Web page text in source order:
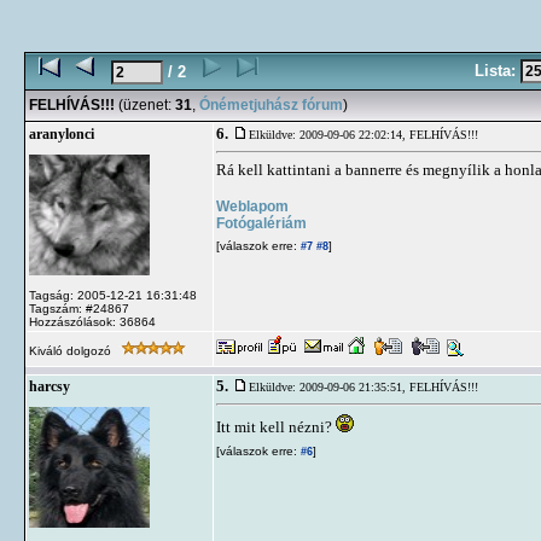
/ 2 Lista:
FELHÍVÁS!!! (üzenet: 31, Ónémetjuhász fórum)
aranylonci
Tagság: 2005-12-21 16:31:48
Tagszám: #24867
Hozzászólások: 36864
6. Elküldve: 2009-09-06 22:02:14, FELHÍVÁS!!!
Rá kell kattintani a bannerre és megnyílik a
Weblapom
Fotógalériám
[válaszok erre: #7 #8]
Kiváló dolgozó
harcsy 5. Elküldve: 2009-09-06 21:35:51, FELHÍVÁS!!!
Itt mit kell nézni?
[válaszok erre: #6]